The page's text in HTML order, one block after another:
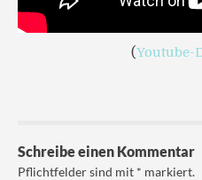
(Youtube-
Schreibe einen Kommentar
Pflichtfelder sind mit * markiert.